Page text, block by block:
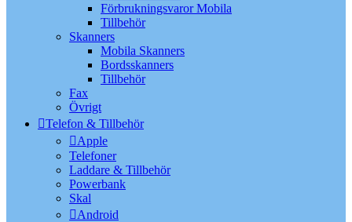
Förbrukningsvaror Mobila
Tillbehör
Skanners
Mobila Skanners
Bordsskanners
Tillbehör
Fax
Övrigt
Telefon & Tillbehör
Apple
Telefoner
Laddare & Tillbehör
Powerbank
Skal
Android